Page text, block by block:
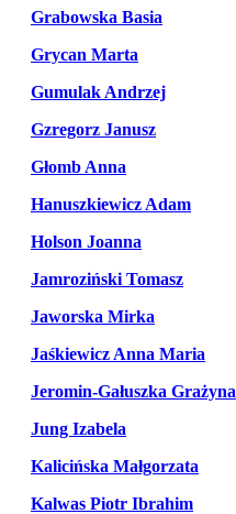
Grabowska Basia
Grycan Marta
Gumulak Andrzej
Gzregorz Janusz
Głomb Anna
Hanuszkiewicz Adam
Holson Joanna
Jamroziński Tomasz
Jaworska Mirka
Jaśkiewicz Anna Maria
Jeromin-Gałuszka Grażyna
Jung Izabela
Kalicińska Małgorzata
Kalwas Piotr Ibrahim